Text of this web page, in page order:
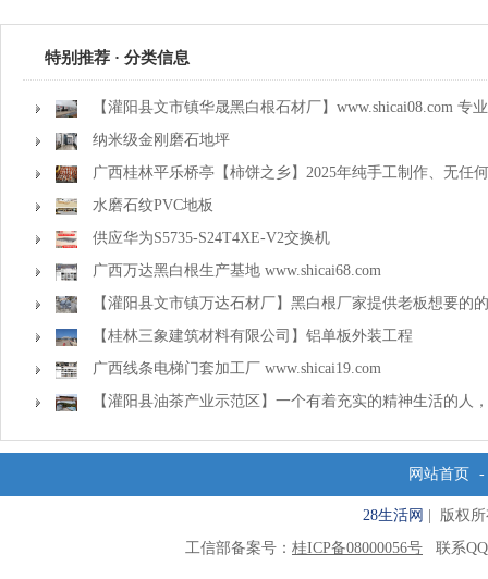
特别推荐 · 分类信息
【灌阳县文市镇华晟黑白根石材厂】www.shicai08.com 专
金镶玉等纳米级金刚磨石地坪
广西桂林平乐桥亭【柿饼之乡】2025年纯手工制作、无任
准备上市了，欢迎联系订购！
水磨石纹PVC地板
供应华为S5735-S24T4XE-V2交换机
广西万达黑白根生产基地 www.shicai68.com
【灌阳县文市镇万达石材厂】黑白根厂家提供老板想要的
【桂林三象建筑材料有限公司】铝单板外装工程
广西线条电梯门套加工厂 www.shicai19.com
【灌阳县油茶产业示范区】一个有着充实的精神生活的人
网站首页 -
28生活网
| 版权
工信部备案号： 桂ICP备08000056号 联系